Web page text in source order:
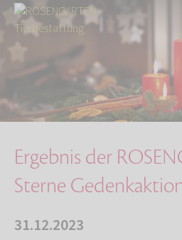
Über uns
Ergebnis der ROSENGARTEN-Sterne
Ergebnis der
Sterne
31.12.2023